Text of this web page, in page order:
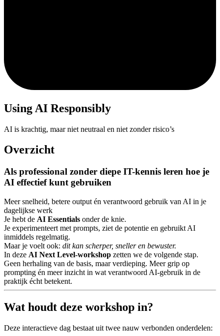
Using AI Responsibly
AI is krachtig, maar niet neutraal en niet zonder risico’s
Overzicht
Als professional zonder diepe IT-kennis leren hoe je
AI effectief kunt gebruiken
Meer snelheid, betere output én verantwoord gebruik van AI in je
dagelijkse werk
Je hebt de AI Essentials onder de knie.
Je experimenteert met prompts, ziet de potentie en gebruikt AI
inmiddels regelmatig.
Maar je voelt ook: dit kan scherper, sneller en bewuster.
In deze AI Next Level-workshop zetten we de volgende stap.
Geen herhaling van de basis, maar verdieping. Meer grip op
prompting én meer inzicht in wat verantwoord AI-gebruik in de
praktijk écht betekent.
Wat houdt deze workshop in?
Deze interactieve dag bestaat uit twee nauw verbonden onderdelen: